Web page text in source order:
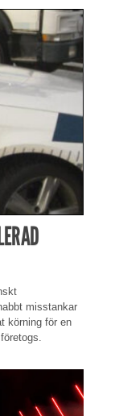
misstankar
körning för en